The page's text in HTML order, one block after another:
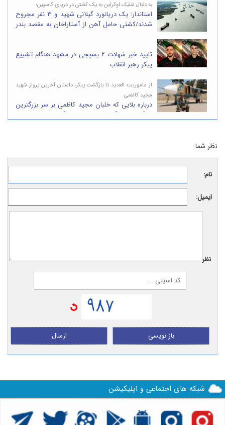
به دنبال شلیک اوکراین به یک کشتی در دریای کاسپین؛
استاندار: یک دریانورد گیلانی شهید و ۳ نفر مجروح
شدند/کشتی حامل آهن از آستاراخان به مقصد بندر
تایید خبر شهادت ۲ بسیجی در مشهد هنگام تشییع
پیکر رهبر انقلاب
از ماموریت العدید تا بازگشت پیکر؛ داستان آخرین پرواز شهید
مجید کاظمی
درباره بلایی که خلبان مجید کاظمی بر سر بزرگترین
پایگاه نظامی آمریکا در خاورمیانه آورد/تصاویر
نظر شما:
نام:
ایمیل:
نظر:
ارسال باز نویسی
شبکه های اجتماعی و اپلیکیشن